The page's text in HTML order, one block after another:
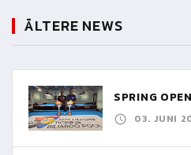
ÄLTERE NEWS
SPRING
03. JUNI